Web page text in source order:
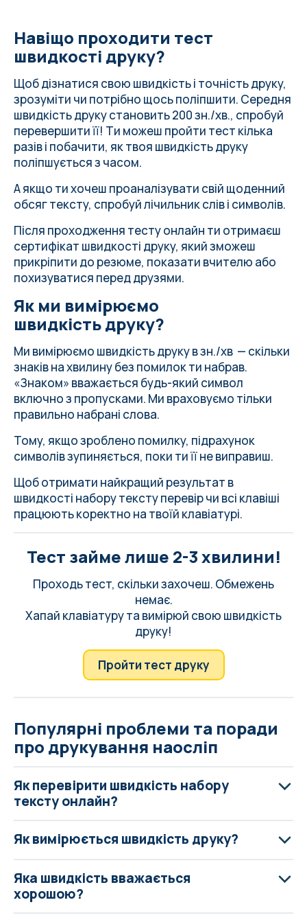
Навіщо проходити тест
швидкості друку?
Щоб дізнатися свою швидкість і точність друку,
зрозуміти чи потрібно щось поліпшити. Середня
швидкість друкустановить 200 зн./хв., спробуй
перевершити її! Ти можеш пройти тест кілька
разів і побачити, як твоя швидкість друку
поліпшується з часом.
А якщо ти хочеш проаналізувати свій щоденний
обсяг тексту, спробуйлічильник слів і символів.
Після проходження тесту онлайн ти отримаєш
сертифікат швидкості друку, який зможеш
прикріпити до резюме, показати вчителю або
похизуватися перед друзями.
Як ми вимірюємо
швидкість друку?
Ми вимірюємо швидкість друку в зн./хв — скільки
знаків на хвилину без помилок ти набрав.
«Знаком» вважається будь-який символ
включно з пропусками. Ми враховуємо тільки
правильно набрані слова.
Тому, якщо зроблено помилку, підрахунок
символів зупиняється, поки ти її не виправиш.
Щоб отримати найкращий результат в
швидкості набору текступеревір чи всі клавіші
працюють коректно на твоїй клавіатурі.
Тест займе лише 2-3 хвилини!
Проходь тест, скільки захочеш. Обмежень
немає.
Хапай клавіатуру та вимірюй свою швидкість
друку!
Пройти тест друку
Популярні проблеми та поради
про друкування наосліп
Як перевірити швидкість набору
тексту онлайн?
Як вимірюється швидкість друку?
Яка швидкість вважається
хорошою?